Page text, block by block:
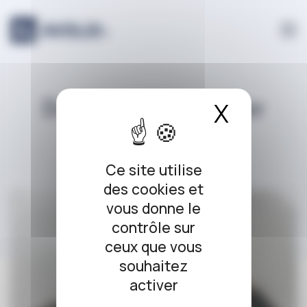
Panneau de gestion des cookies
Ce site utilise
des cookies et
vous donne le
contrôle sur
ceux que vous
souhaitez
activer
X
Droit de l’immobilier